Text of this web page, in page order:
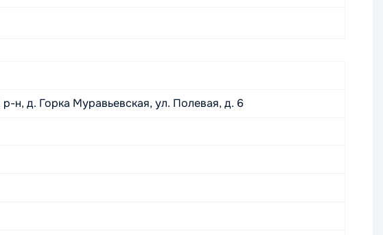
р-н, д. Горка Муравьевская, ул. Полевая, д. 6